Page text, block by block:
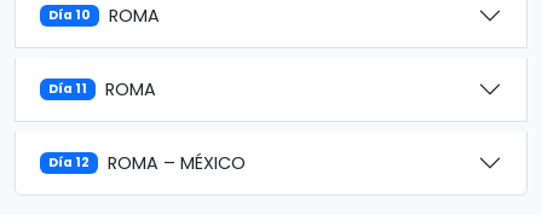
Día 10 ROMA
Día 11 ROMA
Día 12 ROMA – MÉXICO